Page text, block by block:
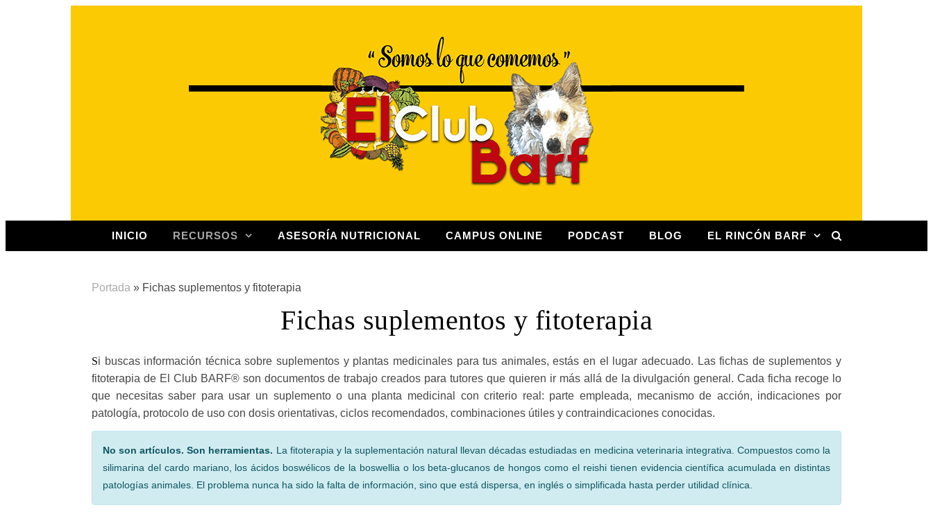
INICIO RECURSOS ASESORÍA NUTRICIONAL CAMPUS ONLINE PODCAST BLOG EL RINCÓN BARF
Portada » Fichas suplementos y fitoterapia
Fichas suplementos y fitoterapia
Si buscas información técnica sobre suplementos y plantas medicinales para tus animales, estás en el lugar adecuado. Las fichas de suplementos y
fitoterapia de El Club BARF® son documentos de trabajo creados para tutores que quieren ir más allá de la divulgación general. Cada ficha recoge lo
que necesitas saber para usar un suplemento o una planta medicinal con criterio real: parte empleada, mecanismo de acción, indicaciones por
patología, protocolo de uso con dosis orientativas, ciclos recomendados, combinaciones útiles y contraindicaciones conocidas.
No son artículos. Son herramientas. La fitoterapia y la suplementación natural llevan décadas estudiadas en medicina veterinaria integrativa. Compuestos como la
silimarina del cardo mariano, los ácidos boswélicos de la boswellia o los beta-glucanos de hongos como el reishi tienen evidencia científica acumulada en distintas
patologías animales. El problema nunca ha sido la falta de información, sino que está dispersa, en inglés o simplificada hasta perder utilidad clínica.